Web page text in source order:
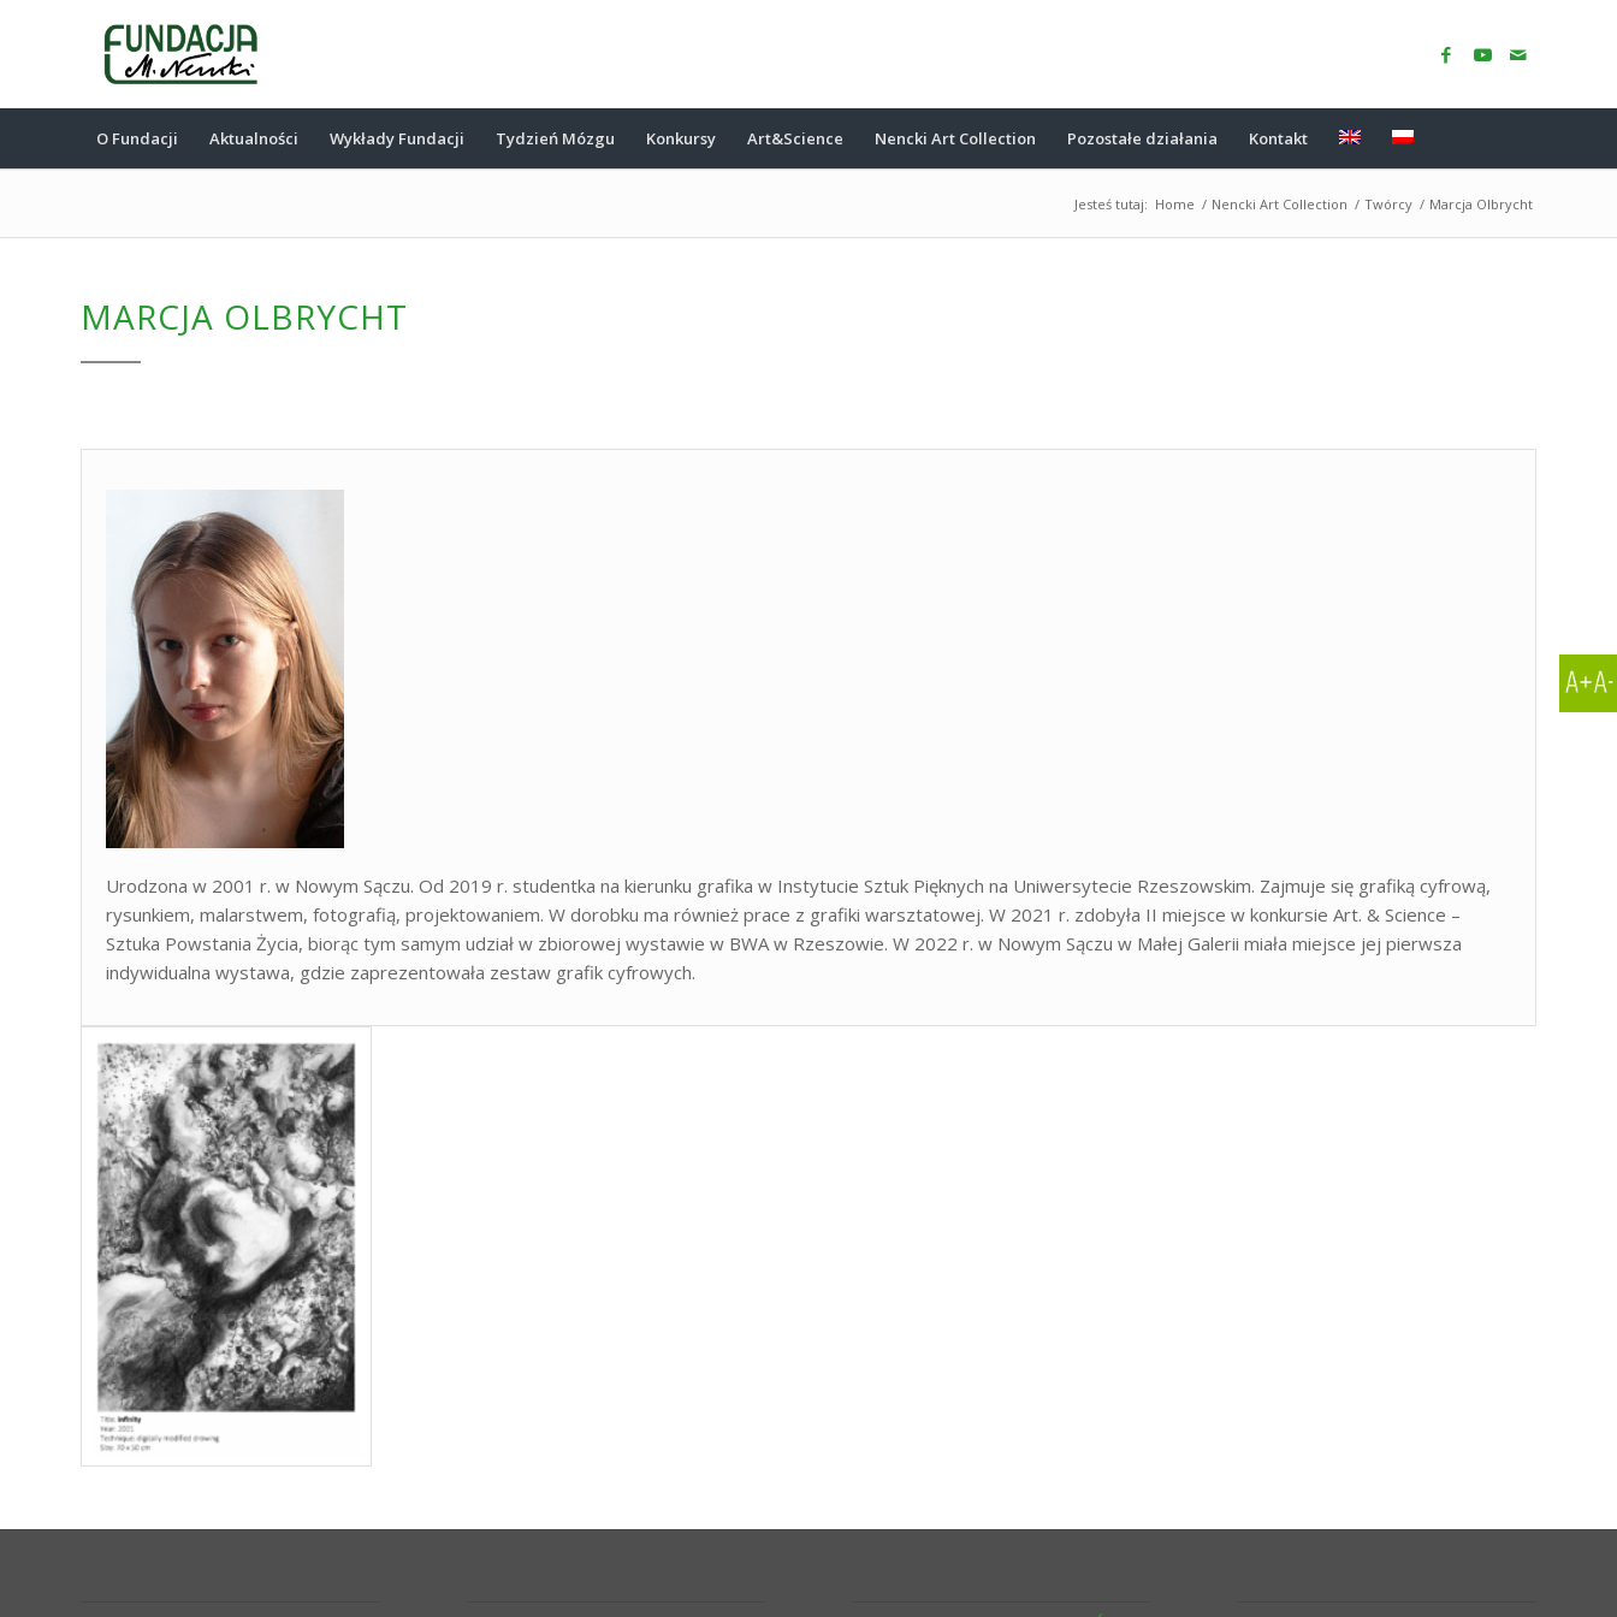
O Fundacji Aktualności Wykłady Fundacji Tydzień Mózgu Konkursy Art&Science Nencki Art Collection Pozostałe działania Kontakt
Jesteś tutaj: Home / Nencki Art Collection / Twórcy / Marcja Olbrycht
MARCJA OLBRYCHT
Urodzona w 2001 r. w Nowym Sączu. Od 2019 r. studentka na kierunku grafika w Instytucie Sztuk Pięknych na Uniwersytecie Rzeszowskim. Zajmuje się grafiką cyfrową,
rysunkiem, malarstwem, fotografią, projektowaniem. W dorobku ma również prace z grafiki warsztatowej. W 2021 r. zdobyła II miejsce w konkursie Art. & Science –
Sztuka Powstania Życia, biorąc tym samym udział w zbiorowej wystawie w BWA w Rzeszowie. W 2022 r. w Nowym Sączu w Małej Galerii miała miejsce jej pierwsza
indywidualna wystawa, gdzie zaprezentowała zestaw grafik cyfrowych.